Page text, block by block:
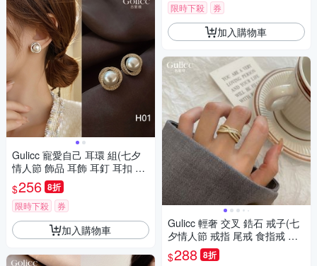
Gulicc 寵愛自己 耳環 組(七夕
情人節 飾品 耳飾 耳釘 耳扣 耳
環 生日禮物 )
$256 8折
限時下殺 券
加入購物車
限時下殺 券
加入購物車
Gulicc 輕奢 交叉 鋯石 戒子(七
夕情人節 戒指 尾戒 食指戒 指
環 禮物 生日禮物 )
$288 8折